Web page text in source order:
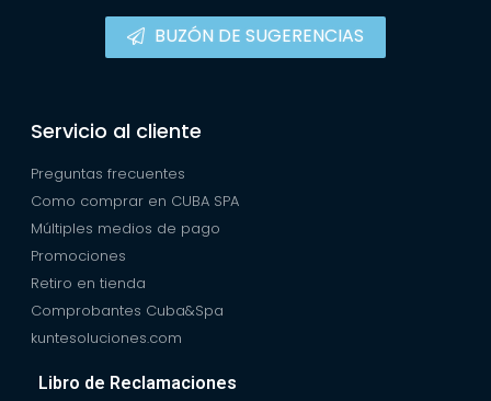
BUZÓN DE SUGERENCIAS
Servicio al cliente
Preguntas frecuentes
Como comprar en CUBA SPA
Múltiples medios de pago
Promociones
Retiro en tienda
Comprobantes Cuba&Spa
kuntesoluciones.com
Libro de Reclamaciones